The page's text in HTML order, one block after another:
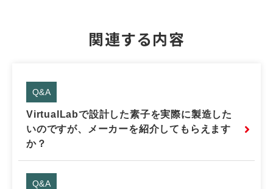
関連する内容
Q&A
VirtualLabで設計した素子を実際に製造した
いのですが、メーカーを紹介してもらえます
か？
Q&A